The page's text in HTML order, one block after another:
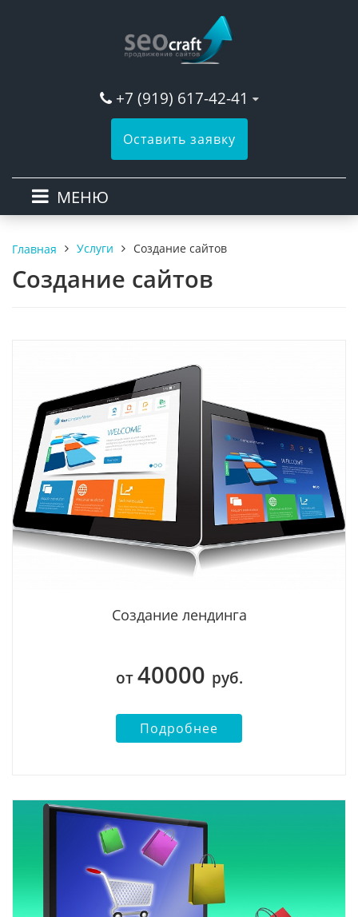
+7 (919) 617-42-41
Оставить заявку
МЕНЮ
Главная Услуги Создание сайтов
Создание сайтов
Создание лендинга
от40000 руб.
Подробнее